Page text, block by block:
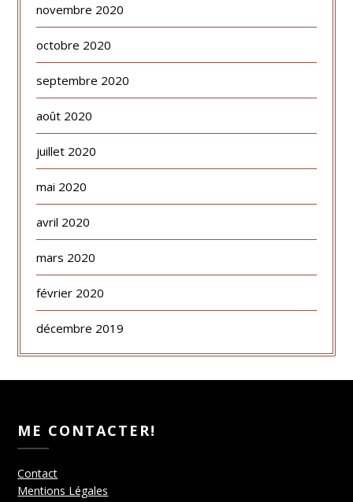
novembre 2020
octobre 2020
septembre 2020
août 2020
juillet 2020
mai 2020
avril 2020
mars 2020
février 2020
décembre 2019
ME CONTACTER!
Contact
Mentions Légales